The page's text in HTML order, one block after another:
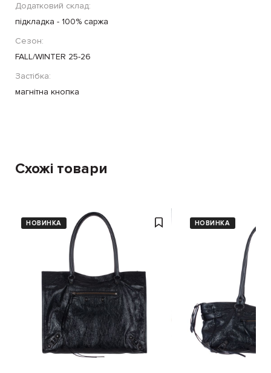
Додатковий склад:
підкладка - 100% саржа
Сезон:
FALL/WINTER 25-26
Застібка:
магнітна кнопка
Схожі товари
НОВИНКА НОВИНКА